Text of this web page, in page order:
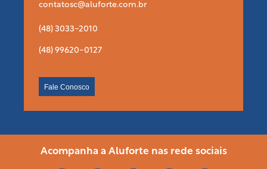
contatosc@aluforte.com.br
(48) 3033-2010
(48) 99620-0127
Fale Conosco
Acompanha a Aluforte nas rede sociais